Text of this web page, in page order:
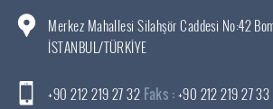
Merkez Mahallesi Silahşör Caddesi No:42
İSTANBUL/TÜRKİYE
+90 212 219 27 32 Faks :+90 212 219 27 33